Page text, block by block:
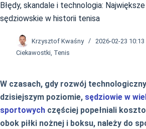
Błędy, skandale i technologia:
sędziowskie w historii tenisa
Krzysztof Kwaśny
2026-02-23 10:13
Ciekawostki, Tenis
W czasach, gdy rozwój
dzisiejszym poziomie, sędziowie w
sportowych częściej popełniali
obok piłki nożnej i boksu, należy do